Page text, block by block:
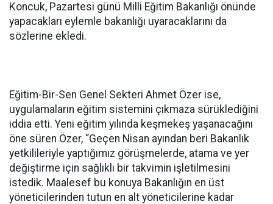
Koncuk, Pazartesi günü Milli Eğitim Bakanlığı önünde
yapacakları eylemle bakanlığı uyaracaklarını da
sözlerine ekledi.
Eğitim-Bir-Sen Genel Sekteri Ahmet Özer ise,
uygulamaların eğitim sistemini çıkmaza sürüklediğini
iddia etti. Yeni eğitim yılında keşmekeş yaşanacağını
öne süren Özer, “Geçen Nisan ayından beri Bakanlık
yetkilileriyle yaptığımız görüşmelerde, atama ve yer
değiştirme için sağlıklı bir takvimin işletilmesini
istedik. Maalesef bu konuya Bakanlığın en üst
yöneticilerinden tutun en alt yöneticilerine kadar